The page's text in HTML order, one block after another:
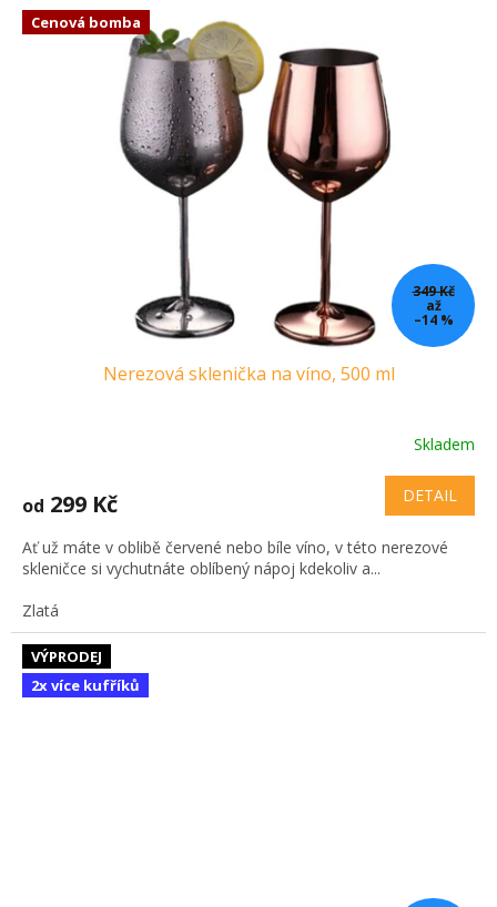
Cenová bomba
349 Kč
až
–14 %
Nerezová sklenička na víno, 500 ml
Skladem
od 299 Kč DETAIL
Ať už máte v oblibě červené nebo bíle víno, v této nerezové
skleničce si vychutnáte oblíbený nápoj kdekoliv a...
Zlatá
VÝPRODEJ
2x více kufříků